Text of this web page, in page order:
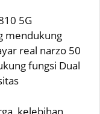
5G
mendukung
real narzo 50
fungsi Dual
kelebihan